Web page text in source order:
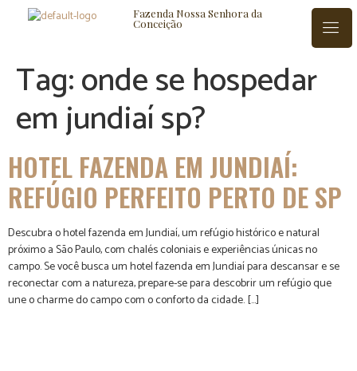
Fazenda Nossa Senhora da
Conceição
BLOG CONTATO
Tag:onde se hospedar
em jundiaí sp?
HOTEL FAZENDA EM JUNDIAÍ:
REFÚGIO PERFEITO PERTO DE SP
Descubra o hotel fazenda em Jundiaí, um refúgio histórico e natural
próximo a São Paulo, com chalés coloniais e experiências únicas no
campo. Se você busca um hotel fazenda em Jundiaí para descansar e se
reconectar com a natureza, prepare-se para descobrir um refúgio que
une o charme do campo com o conforto da cidade. […]